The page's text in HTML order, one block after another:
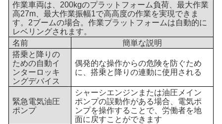
作業車両は、200kgのプラットフォーム負荷、最大作業
高27m、最大作業振幅1で高高度の作業を実現できま
す。 2ブームの場合。作業プラットフォームは自動的に
レベリングされます。
名前
簡単な説明
搭乗と降りの
ための自動イ
ンターロッキ
ングデバイス
偶発的な操作からの危険を防ぐため
に、搭乗と降りの連動に使用される
緊急電気油圧
ポンプ
シャーシエンジンまたは油圧メイン
ポンプの誤動作がある場合、電気ポ
ンプを操作することで、労働者を地
面に戻すことができます